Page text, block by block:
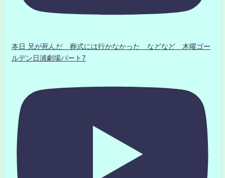
本日 兄が死んだ 葬式には行かなかった などなど 木曜ゴー
ルデン日浦劇場パート7